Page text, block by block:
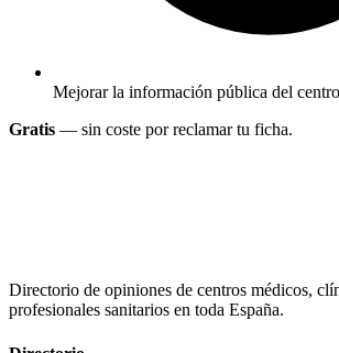
Mejorar la información pública del centro
Gratis — sin coste por reclamar tu ficha.
Directorio de opiniones de centros médicos,
profesionales sanitarios en toda España.